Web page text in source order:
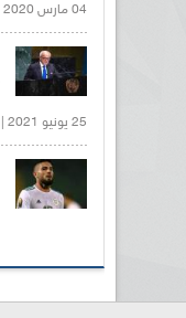
04 مارس 2020 |
25 يونيو 2021 |